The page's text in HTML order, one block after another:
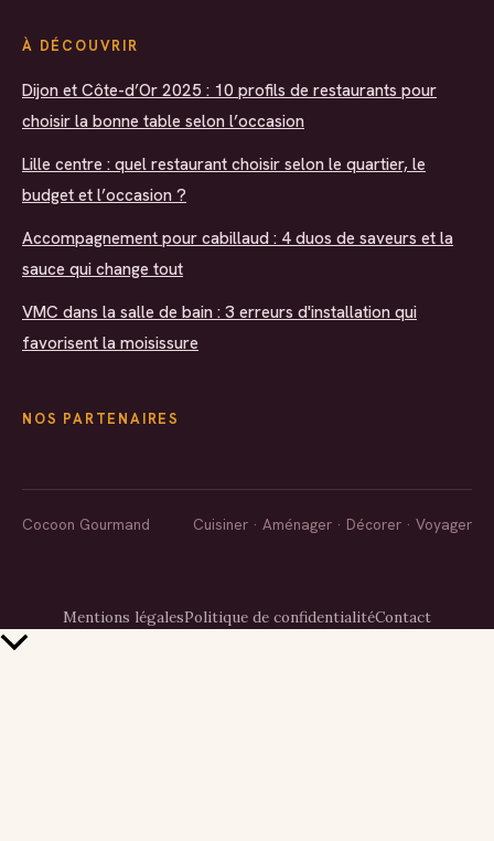
À DÉCOUVRIR
Dijon et Côte-d’Or 2025 : 10 profils de restaurants pour
choisir la bonne table selon l’occasion
Lille centre : quel restaurant choisir selon le quartier, le
budget et l’occasion ?
Accompagnement pour cabillaud : 4 duos de saveurs et la
sauce qui change tout
VMC dans la salle de bain : 3 erreurs d'installation qui
favorisent la moisissure
NOS PARTENAIRES
Cocoon Gourmand Cuisiner · Aménager · Décorer · Voyager
Mentions légalesPolitique de confidentialitéContact